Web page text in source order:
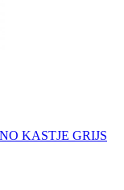
KASTJE GRIJS